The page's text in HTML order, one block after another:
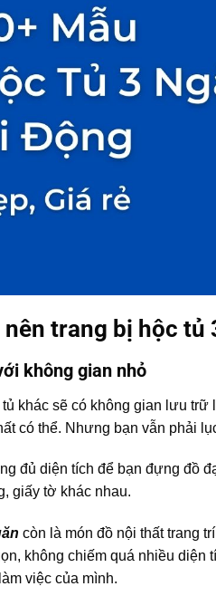
nên trang bị hộc tủ
không gian nhỏ
khác sẽ có không gian lưu
có thể. Nhưng bạn vẫn phải
đủ diện tích để bạn đựng đồ
giấy tờ khác nhau.
còn là món đồ nội thất trang
không chiếm quá nhiều
việc của mình.